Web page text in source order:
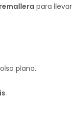
para llevar
plano.
.